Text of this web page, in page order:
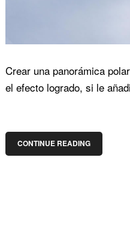
Crear una panorámica
el efecto logrado, si le
CONTINUE READING